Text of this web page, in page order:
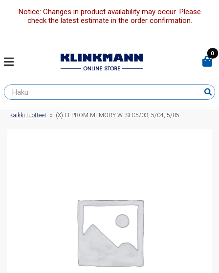
Notice: Changes in product availability may occur. Please
check the latest estimate in the order confirmation.
0
Kaikki tuotteet » (X) EEPROM MEMORY W. SLC5/03, 5/04, 5/05